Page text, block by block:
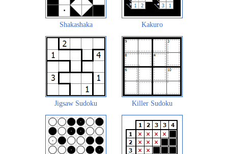
Shakashaka Kakuro
Jigsaw Sudoku Killer Sudoku